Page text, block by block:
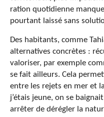
ration quotidienne
pourtant laissé sans
Des habitants, comme
alternatives concrètes :
valoriser, par exemple
se fait ailleurs. Cela
entre les rejets en mer et
j’étais jeune, on se
arrêter de dérégler la